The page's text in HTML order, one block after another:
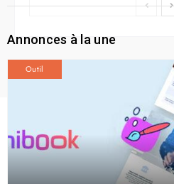
Annonces à la une
Outil